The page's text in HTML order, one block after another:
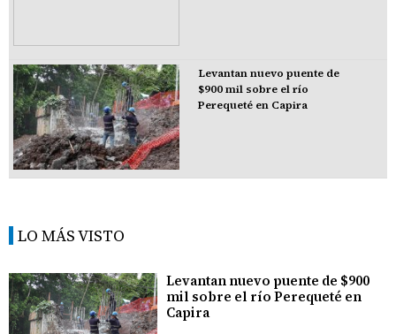
Levantan nuevo puente de
$900 mil sobre el río
Perequeté en Capira
LO MÁS VISTO
Levantan nuevo puente de $900
mil sobre el río Perequeté en
Capira